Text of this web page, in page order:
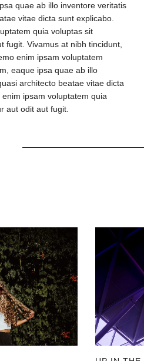
quae ab illo inventore veritatis
vitae dicta sunt explicabo.
quia voluptas sit
fugit. Vivamus at nibh tincidunt,
enim ipsam voluptatem
eaque ipsa quae ab illo
architecto beatae vitae dicta
ipsam voluptatem quia
aut odit aut fugit.